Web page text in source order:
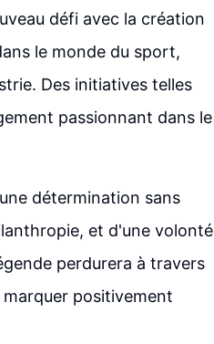
défi avec la création
le monde du sport,
Des initiatives telles
passionnant dans le
détermination sans
et d'une volonté
perdurera à travers
positivement